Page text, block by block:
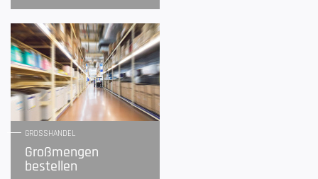
GROSSHANDEL
Großmengen
bestellen